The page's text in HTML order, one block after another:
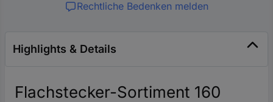
Rechtliche Bedenken melden
Highlights & Details
Flachstecker-Sortiment 160